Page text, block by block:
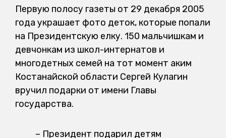
Первую полосу газеты от 29 декабря 2005
года украшает фото деток, которые попали
на Президентскую елку. 150 мальчишкам и
девчонкам из школ-интернатов и
многодетных семей на тот момент аким
Костанайской области Сергей Кулагин
вручил подарки от имени Главы
государства.
– Президент подарил детям